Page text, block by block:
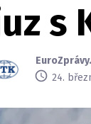
s
24.